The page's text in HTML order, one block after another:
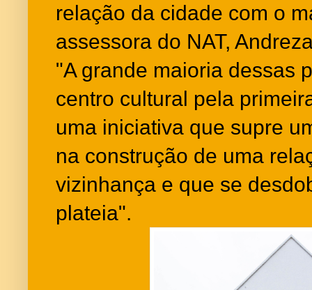
relação da cidade com o
assessora do NAT,
"A grande maioria dessas
centro cultural pela
uma iniciativa que supre
na construção de uma
vizinhança e que se
plateia".